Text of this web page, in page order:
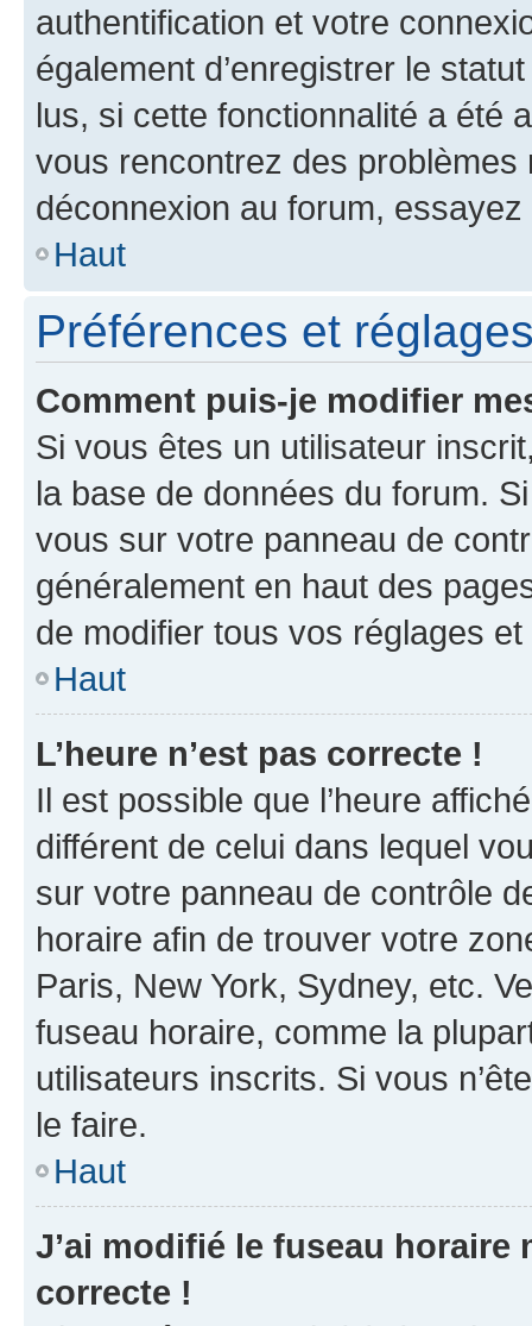
authentification et votre
également d’enregistrer le
lus, si cette fonctionnalité a été
vous rencontrez des
déconnexion au forum,
Haut
Préférences et
Comment puis-je modifier
Si vous êtes un utilisateur
la base de données du forum.
vous sur votre panneau de
généralement en haut des
de modifier tous vos réglages
Haut
L’heure n’est pas correcte !
Il est possible que l’heure
différent de celui dans lequel
sur votre panneau de contrôle
horaire afin de trouver votre
Paris, New York, Sydney, etc.
fuseau horaire, comme la
utilisateurs inscrits. Si vous
le faire.
Haut
J’ai modifié le fuseau horaire
correcte !